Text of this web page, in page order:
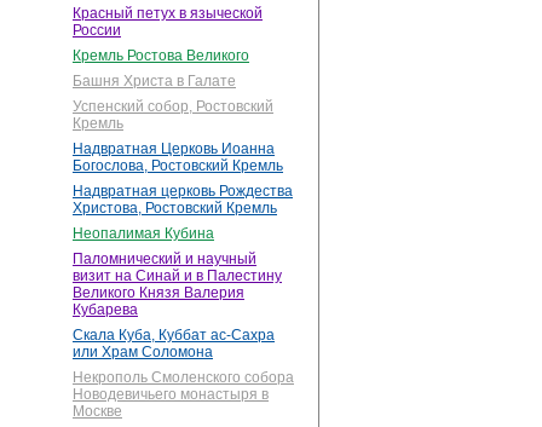
Красный петух в языческой
России
Кремль Ростова Великого
Башня Христа в Галате
Успенский собор, Ростовский
Кремль
Надвратная Церковь Иоанна
Богослова, Ростовский Кремль
Надвратная церковь Рождества
Христова, Ростовский Кремль
Неопалимая Кубина
Паломнический и научный
визит на Синай и в Палестину
Великого Князя Валерия
Кубарева
Скала Куба, Куббат ас-Сахра
или Храм Соломона
Некрополь Смоленского собора
Новодевичьего монастыря в
Москве